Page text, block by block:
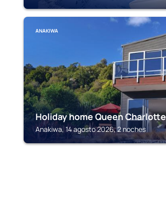
ANAKIWA
Holiday home Queen Charlotte
Anakiwa, 14 agosto 2026, 2 noches